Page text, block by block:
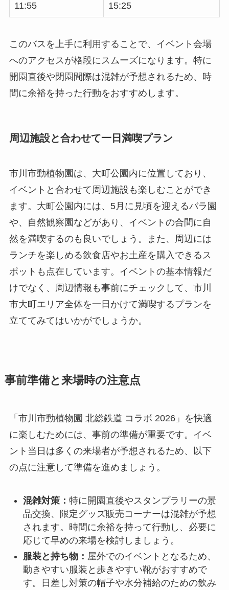
11:55 15:25
このバスを上手に利用することで、イベント会場
へのアクセスが格段にスムーズになります。特に
開園直後や閉園間際は混雑が予想されるため、時
間に余裕を持った行動をおすすめします。
周辺施設と合わせて一日満喫プラン
市川市動植物園は、大町公園内に位置しており、
イベントと合わせて周辺施設も楽しむことができ
ます。大町公園内には、5月に見頃を迎えるバラ園
や、自然観察園などがあり、イベントの合間に自
然を満喫するのも良いでしょう。また、周辺には
ランチを楽しめる飲食店やお土産を購入できるス
ポットも点在しています。イベントの基本情報だ
けでなく、周辺情報も事前にチェックして、市川
市大町エリア全体を一日かけて満喫するプランを
立ててみてはいかがでしょうか。
事前準備と来場時の注意点
「市川市動植物園 北総鉄道 コラボ 2026」を快適
に楽しむためには、事前の準備が重要です。イベ
ント当日は多くの来場者が予想されるため、以下
の点に注意して準備を進めましょう。
混雑対策： 特に開園直後やスタンプラリーの景
品交換、限定グッズ販売コーナーは混雑が予想
されます。時間に余裕を持って行動し、必要に
応じて早めの来場を検討しましょう。
服装と持ち物： 屋外でのイベントとなるため、
動きやすい服装と歩きやすい靴がおすすめで
す。日差し対策の帽子や水分補給のための飲み